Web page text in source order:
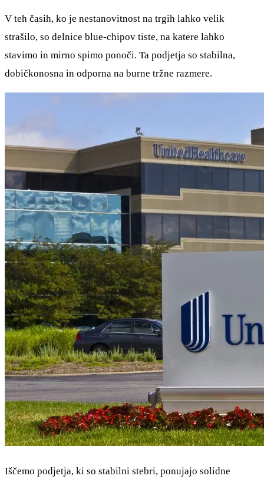
V teh časih, ko je nestanovitnost na trgih lahko velik
strašilo, so delnice blue-chipov tiste, na katere lahko
stavimo in mirno spimo ponoči. Ta podjetja so stabilna,
dobičkonosna in odporna na burne tržne razmere.
Iščemo podjetja, ki so stabilni stebri, ponujajo solidne